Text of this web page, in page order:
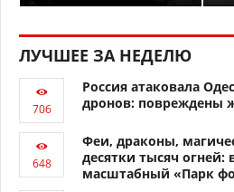
ЛУЧШЕЕ ЗА НЕДЕЛЮ
Россия атаковала
дронов: повреждены
Феи, драконы,
десятки тысяч огней:
масштабный «Парк